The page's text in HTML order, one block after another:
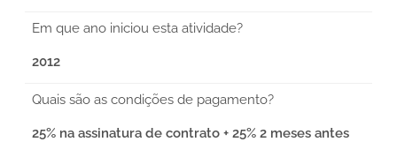
Em que ano iniciou esta atividade?
2012
Quais são as condições de pagamento?
25% na assinatura de contrato + 25% 2 meses antes